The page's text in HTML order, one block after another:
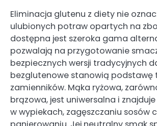
Eliminacja glutenu z diety nie
ulubionych potraw opartych na
dostępna jest szeroka gama
pozwalają na przygotowanie
bezpiecznych wersji tradycyjnych
bezglutenowe stanowią podstawę
zamienników. Mąka ryżowa,
brązowa, jest uniwersalna i
w wypiekach, zagęszczaniu sosów